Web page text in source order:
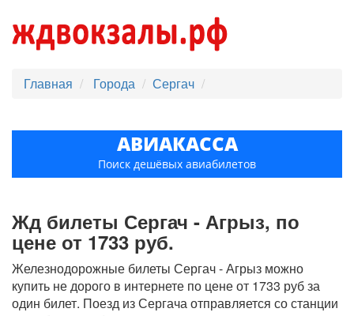
Главная Города Сергач
АВИАКАССА
Поиск дешёвых авиабилетов
Жд билеты Сергач - Агрыз, по
цене от 1733 руб.
Железнодорожные билеты Сергач - Агрыз можно
купить не дорого в интернете по цене от 1733 руб за
один билет. Поезд из Сергача отправляется со станции